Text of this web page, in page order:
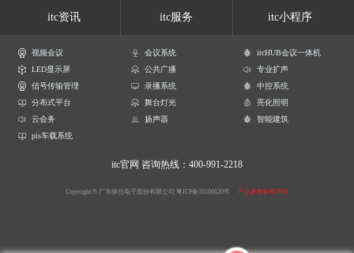
itc资讯 itc服务 itc小程序
视频会议 会议系统
itcHUB会议一体机
LED显示屏
公共广播
专业扩声
信号传输管理
录播系统
中控系统
分布式平台
舞台灯光
亮化照明
云会务
扬声器
智能建筑
pis车载系统
itc官网 咨询热线：400-991-2218
Copyright © 广东保伦电子股份有限公司 粤ICP备16106620号 产品参数解释声明